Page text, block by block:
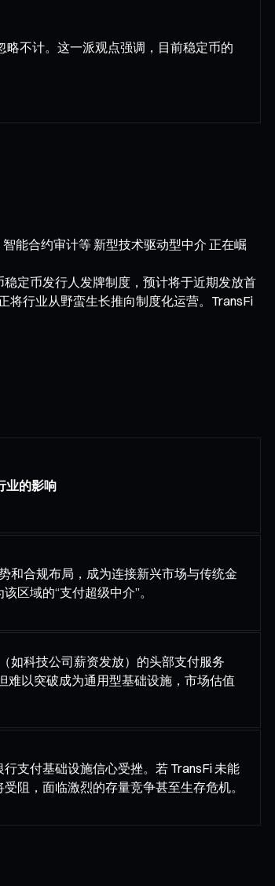
不计。这一派观点强调，目前稳定币的
能合约审计等 新型技术驱动型中介 正在崛
定币发行人发牌制度，预计将于近期发放首
将行业从野蛮生长推向制度化运营。TransFi
业的影响
和合规布局，成为连接新兴市场与传统金
区域的“支付超级中介”。
如科技公司薪资发放）的头部支付服务
难以突破成为通用型基础设施，市场估值
支付基础设施信心受挫。若 TransFi 未能
阻，面临激烈的存量竞争甚至生存危机。